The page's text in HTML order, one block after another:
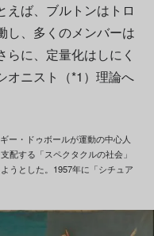
えば、ブルトンはトロ
し、多くのメンバーは
に、定量化はしにく
オニスト（*1）理論へ
ー・ドゥボールが運動の中心人
配する「スペクタクルの社会」
うとした。1957年に「シチュア